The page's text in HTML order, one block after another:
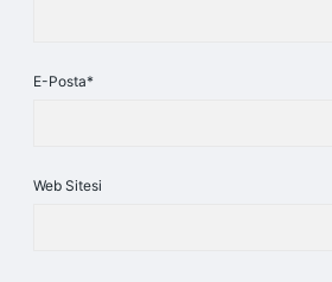
E-Posta*
Web Sitesi